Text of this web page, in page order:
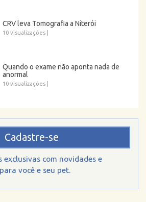
CRV leva Tomografia a Niterói
10 visualizações
Quando o exame não aponta nada de
anormal
10 visualizações
Cadastre-se
exclusivas com novidades e
você e seu pet.